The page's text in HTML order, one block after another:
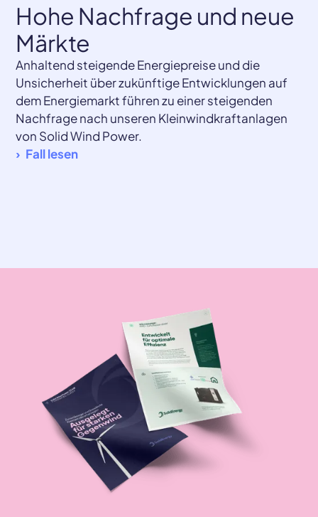
Hohe Nachfrage und neue
Märkte
Anhaltend steigende Energiepreise und die
Unsicherheit über zukünftige Entwicklungen auf
dem Energiemarkt führen zu einer steigenden
Nachfrage nach unseren Kleinwindkraftanlagen
von Solid Wind Power.
Fall lesen